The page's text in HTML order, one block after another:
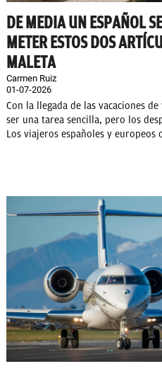
DE MEDIA UN ESPAÑOL
METER ESTOS DOS
MALETA
Carmen Ruiz
01-07-2026
Con la llegada de las vacaciones
ser una tarea sencilla, pero los
Los viajeros españoles y